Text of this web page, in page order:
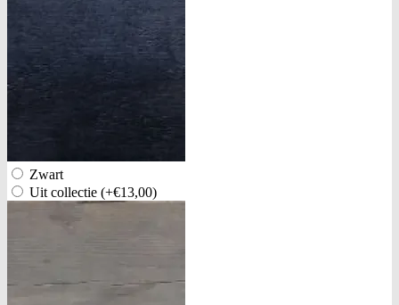
Zwart
Uit collectie (+€13,00)